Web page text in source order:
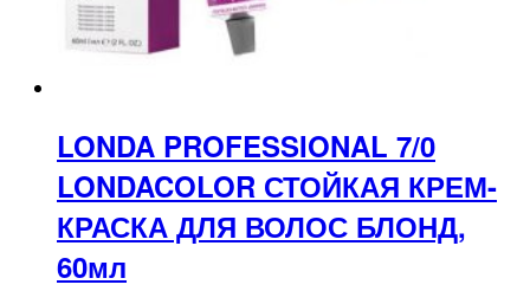
LONDA PROFESSIONAL 7/0
LONDACOLOR СТОЙКАЯ КРЕМ-
КРАСКА ДЛЯ ВОЛОС БЛОНД,
60мл